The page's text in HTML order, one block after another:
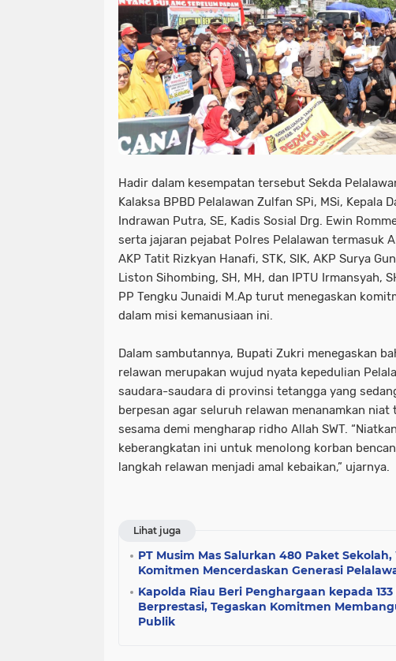
Hadir dalam kesempatan tersebut Sekda
Kalaksa BPBD Pelalawan Zulfan SPi, MSi, Kepala
Indrawan Putra, SE, Kadis Sosial Drg. Ewin
serta jajaran pejabat Polres Pelalawan termasuk
AKP Tatit Rizkyan Hanafi, STK, SIK, AKP Surya
Liston Sihombing, SH, MH, dan IPTU Irmansyah,
PP Tengku Junaidi M.Ap turut menegaskan
dalam misi kemanusiaan ini.
Dalam sambutannya, Bupati Zukri menegaskan
relawan merupakan wujud nyata kepedulian
saudara-saudara di provinsi tetangga yang
berpesan agar seluruh relawan menanamkan
sesama demi mengharap ridho Allah SWT.
keberangkatan ini untuk menolong korban
langkah relawan menjadi amal kebaikan,” ujarnya.
Lihat juga
PT Musim Mas Salurkan 480 Paket
Komitmen Mencerdaskan Generasi
Kapolda Riau Beri Penghargaan kepada 133
Berprestasi, Tegaskan Komitmen
Publik